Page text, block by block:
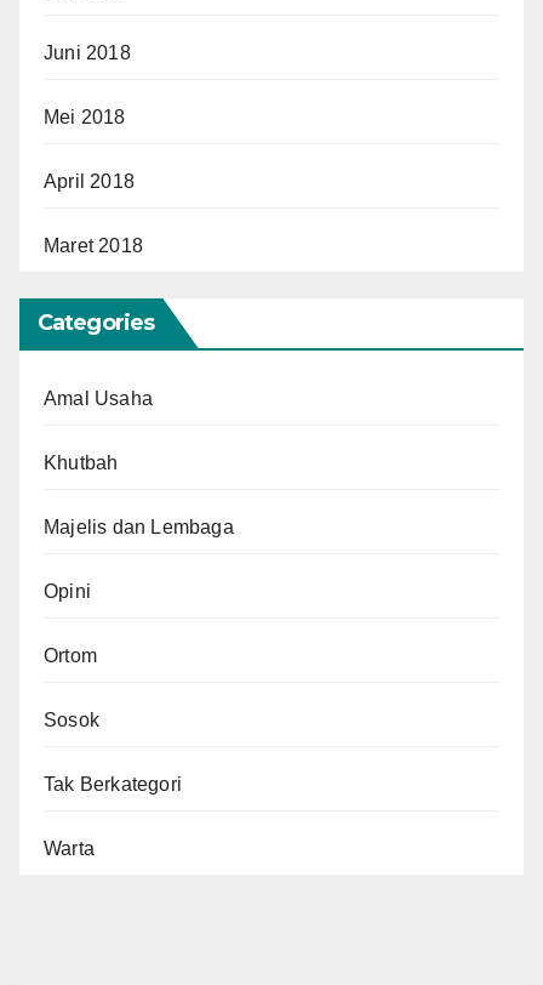
Juni 2018
Mei 2018
April 2018
Maret 2018
Categories
Amal Usaha
Khutbah
Majelis dan Lembaga
Opini
Ortom
Sosok
Tak Berkategori
Warta